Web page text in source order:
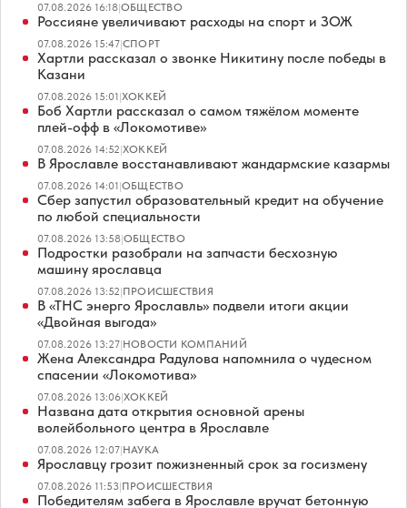
07.08.2026 16:18|ОБЩЕСТВО
Россияне увеличивают расходы на спорт и ЗОЖ
07.08.2026 15:47|СПОРТ
Хартли рассказал о звонке Никитину после победы в
Казани
07.08.2026 15:01|ХОККЕЙ
Боб Хартли рассказал о самом тяжёлом моменте
плей-офф в «Локомотиве»
07.08.2026 14:52|ХОККЕЙ
В Ярославле восстанавливают жандармские казармы
07.08.2026 14:01|ОБЩЕСТВО
Сбер запустил образовательный кредит на обучение
по любой специальности
07.08.2026 13:58|ОБЩЕСТВО
Подростки разобрали на запчасти бесхозную
машину ярославца
07.08.2026 13:52|ПРОИСШЕСТВИЯ
В «ТНС энерго Ярославль» подвели итоги акции
«Двойная выгода»
07.08.2026 13:27|НОВОСТИ КОМПАНИЙ
Жена Александра Радулова напомнила о чудесном
спасении «Локомотива»
07.08.2026 13:06|ХОККЕЙ
Названа дата открытия основной арены
волейбольного центра в Ярославле
07.08.2026 12:07|НАУКА
Ярославцу грозит пожизненный срок за госизмену
07.08.2026 11:53|ПРОИСШЕСТВИЯ
Победителям забега в Ярославле вручат бетонную